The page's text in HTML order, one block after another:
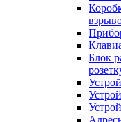
Блок